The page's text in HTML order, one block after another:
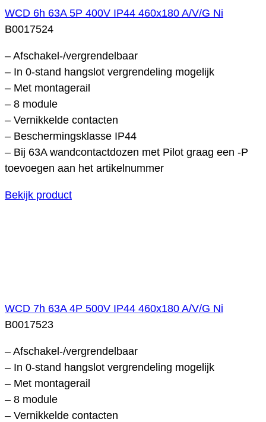
WCD 6h 63A 5P 400V IP44 460x180 A/V/G Ni
B0017524
– Afschakel-/vergrendelbaar
– In 0-stand hangslot vergrendeling mogelijk
– Met montagerail
– 8 module
– Vernikkelde contacten
– Beschermingsklasse IP44
– Bij 63A wandcontactdozen met Pilot graag een -P
toevoegen aan het artikelnummer
Bekijk product
WCD 7h 63A 4P 500V IP44 460x180 A/V/G Ni
B0017523
– Afschakel-/vergrendelbaar
– In 0-stand hangslot vergrendeling mogelijk
– Met montagerail
– 8 module
– Vernikkelde contacten